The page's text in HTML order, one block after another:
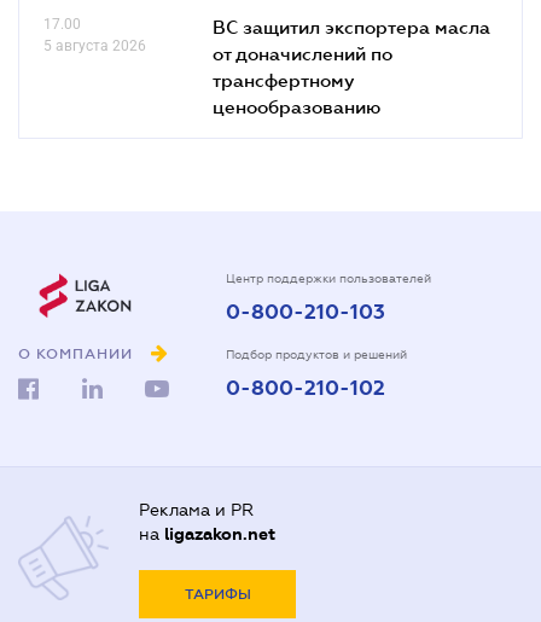
17.00
5 августа 2026
ВС защитил экспортера масла
от доначислений по
трансфертному
ценообразованию
О КОМПАНИИ
Центр поддержки пользователей
0-800-210-103
Подбор продуктов и решений
0-800-210-102
Реклама и PR
на ligazakon.net
ТАРИФЫ